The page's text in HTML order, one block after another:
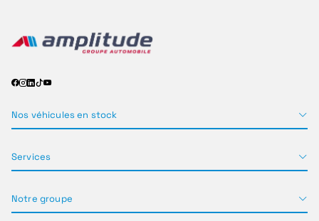
Nos véhicules en stock
Services
Notre groupe